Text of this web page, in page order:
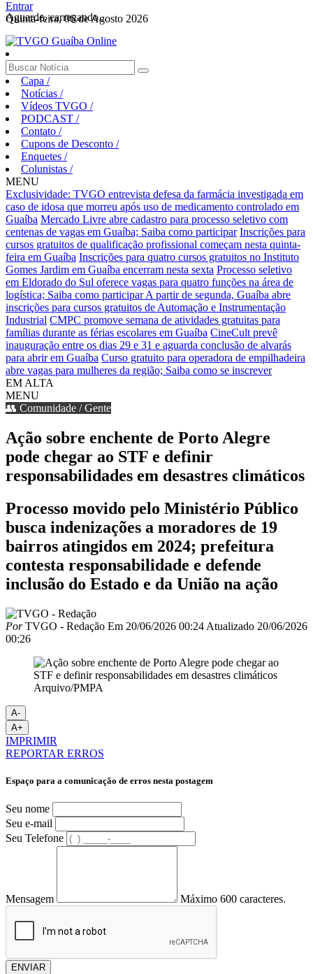
Aguarde, carregando...
Entrar
Quinta-feira, 06 de Agosto 2026
Capa /
Notícias /
Vídeos TVGO /
PODCAST /
Contato /
Cupons de Desconto /
Enquetes /
Colunistas /
MENU
Exclusividade: TVGO entrevista defesa da farmácia investigada em
caso de idosa que morreu após uso de medicamento controlado em
Guaíba Mercado Livre abre cadastro para processo seletivo com
centenas de vagas em Guaíba; Saiba como participar Inscrições para
cursos gratuitos de qualificação profissional começam nesta quinta-
feira em Guaíba Inscrições para quatro cursos gratuitos no Instituto
Gomes Jardim em Guaíba encerram nesta sexta Processo seletivo
em Eldorado do Sul oferece vagas para quatro funções na área de
logística; Saiba como participarA partir de segunda, Guaíba abre
inscrições para cursos gratuitos de Automação e Instrumentação
Industrial CMPC promove semana de atividades gratuitas para
famílias durante as férias escolares em Guaíba CineCult prevê
inauguração entre os dias 29 e 31 e aguarda conclusão de alvarás
para abrir em Guaíba Curso gratuito para operadora de empilhadeira
abre vagas para mulheres da região; Saiba como se inscrever
EM ALTA
MENU
👥 Comunidade / Gente
Ação sobre enchente de Porto Alegre
pode chegar ao STF e definir
responsabilidades em desastres climáticos
Processo movido pelo Ministério Público
busca indenizações a moradores de 19
bairros atingidos em 2024; prefeitura
contesta responsabilidade e defende
inclusão do Estado e da União na ação
PorTVGO - Redação Em 20/06/2026 00:24 Atualizado 20/06/2026
00:26
Arquivo/PMPA
A-
A+
IMPRIMIR
REPORTAR ERROS
Espaço para a comunicação de erros nesta postagem
Seu nome
Seu e-mail
Seu Telefone
Mensagem Máximo 600 caracteres.
ENVIAR